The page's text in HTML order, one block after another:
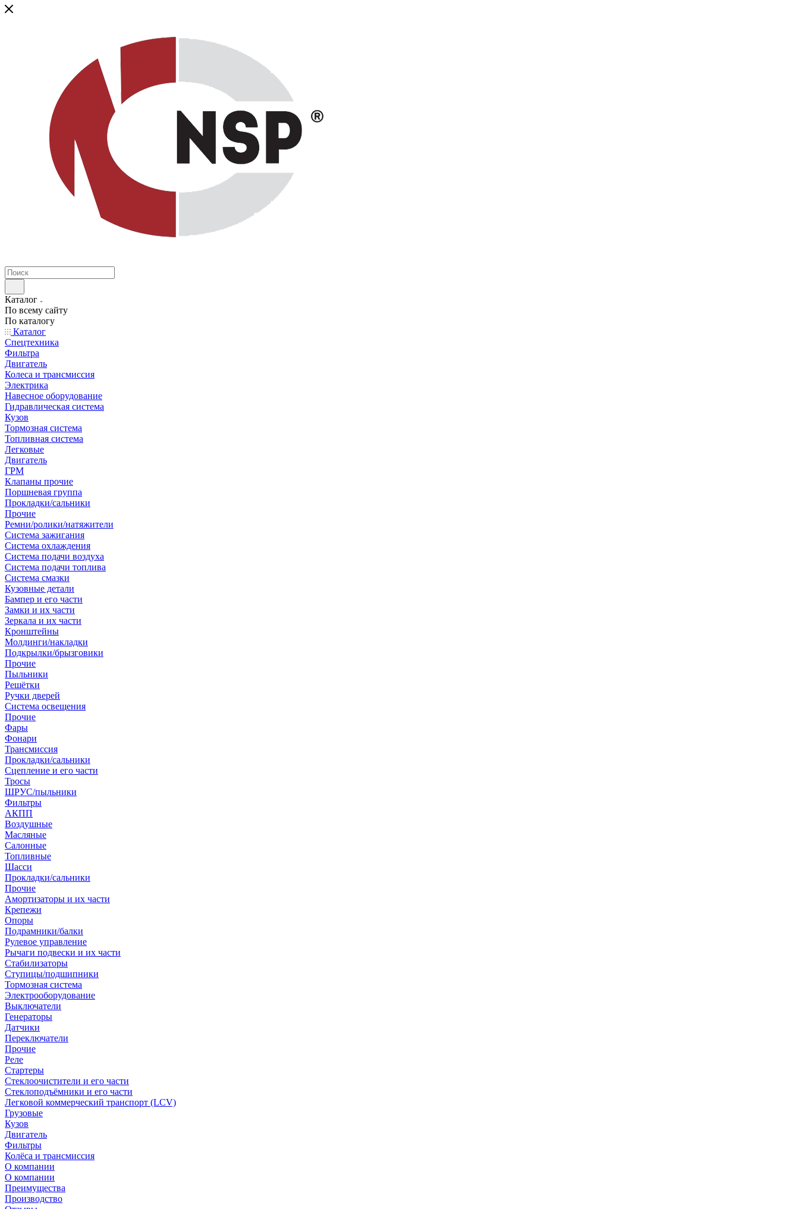
Каталог
По всему сайту
По каталогу
Каталог
Спецтехника
Фильтра
Двигатель
Колеса и трансмиссия
Электрика
Навесное оборудование
Гидравлическая система
Кузов
Тормозная система
Топливная система
Легковые
Двигатель
ГРМ
Клапаны прочие
Поршневая группа
Прокладки/сальники
Прочие
Ремни/ролики/натяжители
Система зажигания
Система охлаждения
Система подачи воздуха
Система подачи топлива
Система смазки
Кузовные детали
Бампер и его части
Замки и их части
Зеркала и их части
Кронштейны
Молдинги/накладки
Подкрылки/брызговики
Прочие
Пыльники
Решётки
Ручки дверей
Система освещения
Прочие
Фары
Фонари
Трансмиссия
Прокладки/сальники
Сцепление и его части
Тросы
ШРУС/пыльники
Фильтры
АКПП
Воздушные
Масляные
Салонные
Топливные
Шасси
Прокладки/сальники
Прочие
Амортизаторы и их части
Крепежи
Опоры
Подрамники/балки
Рулевое управление
Рычаги подвески и их части
Стабилизаторы
Ступицы/подшипники
Тормозная система
Электрооборудование
Выключатели
Генераторы
Датчики
Переключатели
Прочие
Реле
Стартеры
Стеклоочистители и его части
Стеклоподъёмники и его части
Легковой коммерческий транспорт (LCV)
Грузовые
Кузов
Двигатель
Фильтры
Колёса и трансмиссия
О компании
О компании
Преимущества
Производство